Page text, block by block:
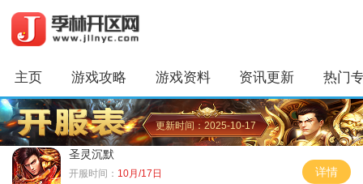
主页 游戏攻略 游戏资料 资讯更新 热门
更新时间：2025-10-17
圣灵沉默
开服时间： 10月/17日
详情